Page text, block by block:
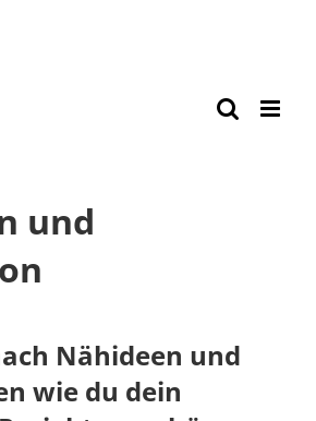
und
Nähideen und
wie du dein